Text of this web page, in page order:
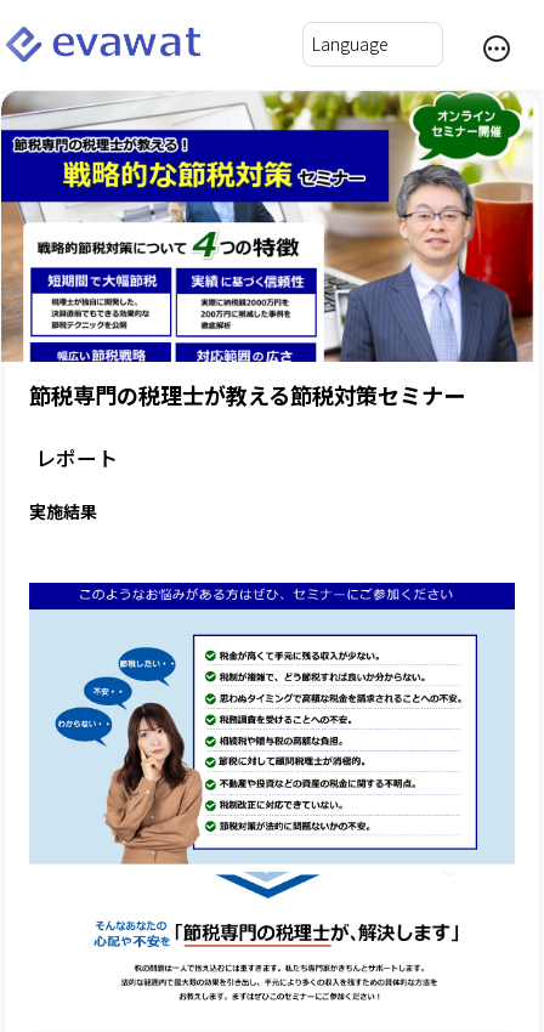
節税専門の税理士が教える節税対策セミナー
レポート
実施結果